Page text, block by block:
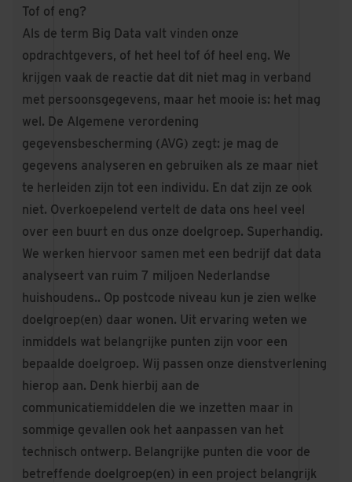
Tof of eng?
Als de term Big Data valt vinden onze
opdrachtgevers, of het heel tof óf heel eng. We
krijgen vaak de reactie dat dit niet mag in verband
met persoonsgegevens, maar het mooie is: het mag
wel. De Algemene verordening
gegevensbescherming (AVG) zegt: je mag de
gegevens analyseren en gebruiken als ze maar niet
te herleiden zijn tot een individu. En dat zijn ze ook
niet. Overkoepelend vertelt de data ons heel veel
over een buurt en dus onze doelgroep. Superhandig.
We werken hiervoor samen met een bedrijf dat data
analyseert van ruim 7 miljoen Nederlandse
huishoudens.. Op postcode niveau kun je zien welke
doelgroep(en) daar wonen. Uit ervaring weten we
inmiddels wat belangrijke punten zijn voor een
bepaalde doelgroep. Wij passen onze dienstverlening
hierop aan. Denk hierbij aan de
communicatiemiddelen die we inzetten maar in
sommige gevallen ook het aanpassen van het
technisch ontwerp. Belangrijke punten die voor de
betreffende doelgroep(en) in een project belangrijk